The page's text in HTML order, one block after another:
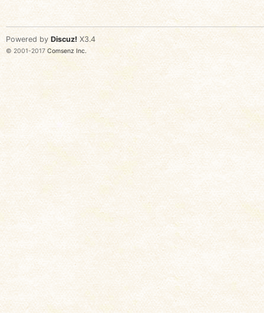
Powered by Discuz! X3.4
© 2001-2017 Comsenz Inc.